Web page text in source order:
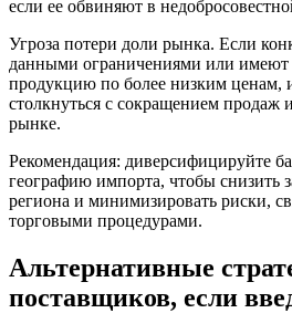
если ее обвиняют в
Угроза потери доли рынка. Если
данными ограничениями или имеют
продукцию по более низким ценам,
столкнуться с сокращением продаж
рынке.
Рекомендация: диверсифицируйте
географию импорта, чтобы снизить
региона и минимизировать риски,
торговыми процедурами.
Альтернативные
поставщиков, если